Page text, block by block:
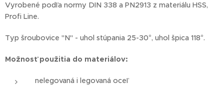
Vyrobené podľa normy DIN 338 a PN2913 z materiálu HSS,
Profi Line.
Typ šroubovice "N" - uhol stúpania 25-30°, uhol špica 118°.
Možnosťpoužitia do materiálov:
nelegovaná i legovaná oceľ